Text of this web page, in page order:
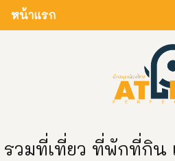
หน้าแรก
รวมที่เที่ยว ที่พักที่กิน